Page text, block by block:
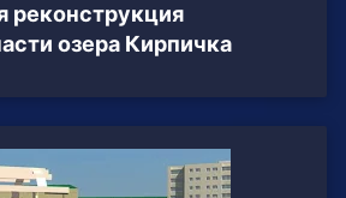
реконструкция
озера Кирпичка